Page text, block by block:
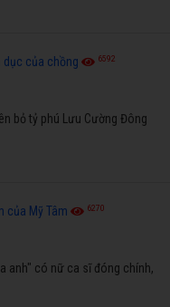
dục của chồng 6592
bỏ tỷ phú Lưu Cường Đông
của Mỹ Tâm 6270
anh" có nữ ca sĩ đóng chính,